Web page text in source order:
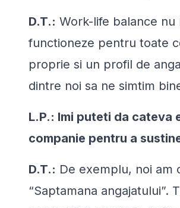
D.T.: Work-life balance
functioneze pentru toate
proprie si un profil de
dintre noi sa ne simtim
L.P.: Imi puteti da cateva
companie pentru a
D.T.: De exemplu, noi am
“Saptamana